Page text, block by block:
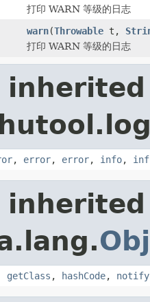
打印 WARN 等级的日志
warn(Throwable t,
打印 WARN 等级的日志
, error, error, info,
getClass , hashCode, notify